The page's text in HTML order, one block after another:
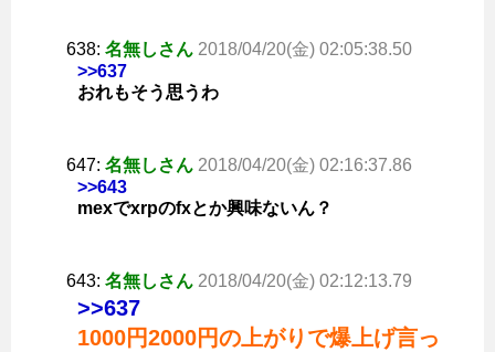
638: 名無しさん 2018/04/20(金) 02:05:38.50
>>637
おれもそう思うわ
647: 名無しさん 2018/04/20(金) 02:16:37.86
>>643
mexでxrpのfxとか興味ないん？
643: 名無しさん 2018/04/20(金) 02:12:13.79
>>637
1000円2000円の上がりで爆上げ言っ